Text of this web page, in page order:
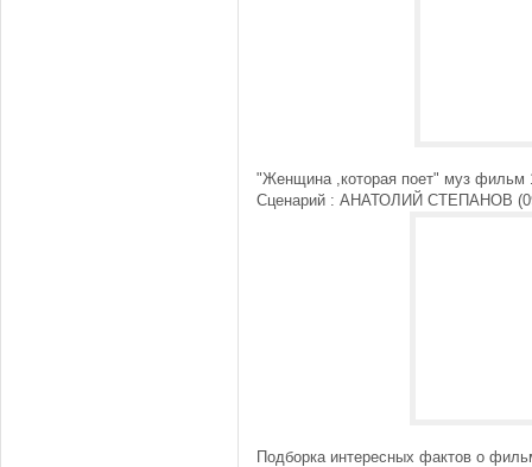
"Женщина ,которая поет" муз фильм
Сценарий : АНАТОЛИЙ СТЕПАНОВ
Подборка интересных фактов о